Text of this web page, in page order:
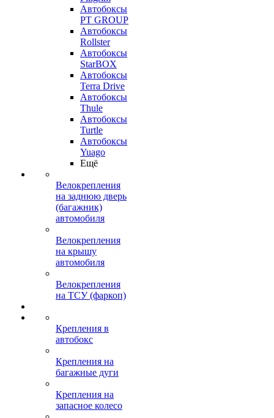
Автобоксы
PT GROUP
Автобоксы
Rollster
Автобоксы
StarBOX
Автобоксы
Terra Drive
Автобоксы
Thule
Автобоксы
Turtle
Автобоксы
Yuago
Ещё
Велокрепления
на заднюю дверь
(багажник)
автомобиля
Велокрепления
на крышу
автомобиля
Велокрепления
на ТСУ (фаркоп)
Крепления в
автобокс
Крепления на
багажные дуги
Крепления на
запасное колесо